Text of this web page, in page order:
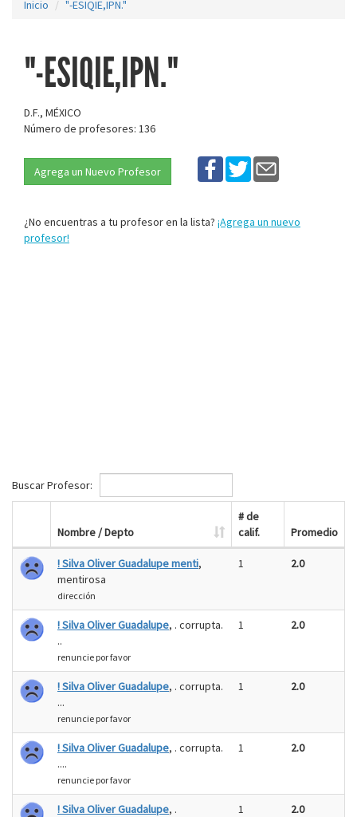
Inicio "-ESIQIE,IPN."
"-ESIQIE,IPN."
D.F., MÉXICO
Número de profesores: 136
Agrega un Nuevo Profesor
¿No encuentras a tu profesor en la lista? ¡Agrega un nuevo
profesor!
Buscar Profesor:
Nombre / Depto
# de
calif.
Promedio
! Silva Oliver Guadalupe menti,
mentirosa
dirección
1 2.0
! Silva Oliver Guadalupe, . corrupta.
..
renuncie por favor
1 2.0
! Silva Oliver Guadalupe, . corrupta.
...
renuncie por favor
1 2.0
! Silva Oliver Guadalupe, . corrupta.
....
renuncie por favor
1 2.0
! Silva Oliver Guadalupe, .
1 2.0